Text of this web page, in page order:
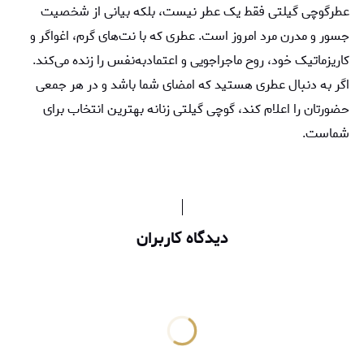
عطرگوچی گیلتی فقط یک عطر نیست، بلکه بیانی از شخصیت
جسور و مدرن مرد امروز است. عطری که با نت‌های گرم، اغواگر و
کاریزماتیک خود، روح ماجراجویی و اعتمادبه‌نفس را زنده می‌کند.
اگر به دنبال عطری هستید که امضای شما باشد و در هر جمعی
حضورتان را اعلام کند، گوچی گیلتی زنانه بهترین انتخاب برای
شماست.
دیدگاه کاربران